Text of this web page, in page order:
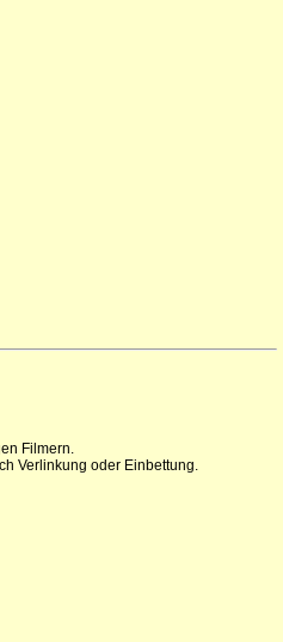
Filmern.
Verlinkung oder Einbettung.